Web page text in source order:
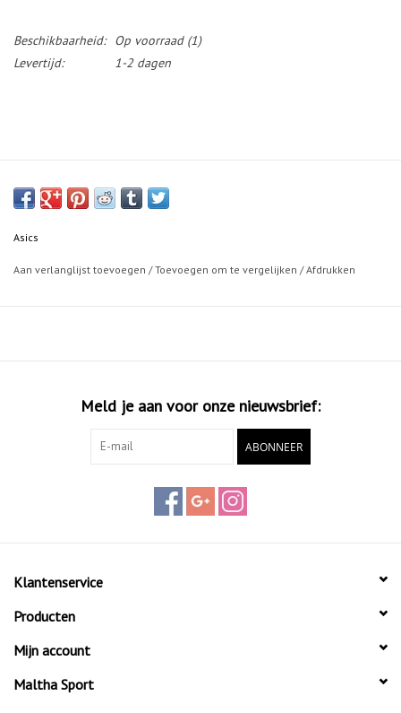
Beschikbaarheid: Op voorraad(1)
Levertijd:
1-2 dagen
Asics
Aan verlanglijst toevoegen /Toevoegen om te vergelijken /Afdrukken
Meld je aan voor onze nieuwsbrief:
ABONNEER
Klantenservice
Producten
Mijn account
Maltha Sport